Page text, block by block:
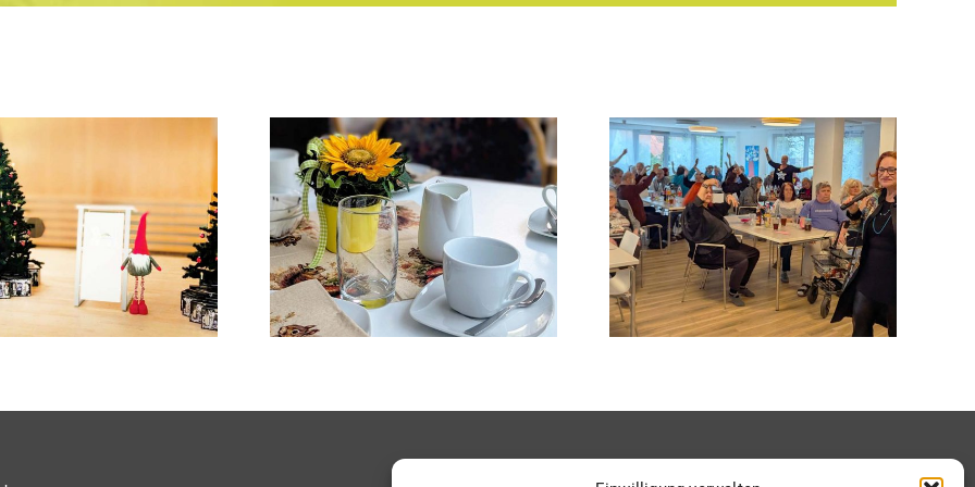
Winzerhäuser
Begegnungscafé:
Rund um den Apfel
Musikstar Lou
Hoffner begeistert
beim Herbstfest
Traditioneller
Neujahrsbesuch
mit süßen Grüßen